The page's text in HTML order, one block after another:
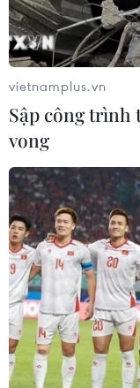
lửa" Pakansari
Nhận định Việt
vietnamplus.vn
Sập công trình
vong